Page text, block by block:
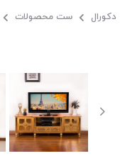
دکورال ست محصولات